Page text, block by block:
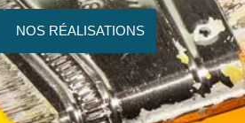
NOS RÉALISATIONS